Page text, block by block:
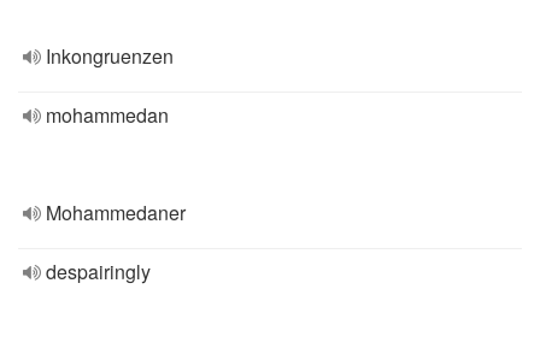
Inkongruenzen
mohammedan
Mohammedaner
despairingly